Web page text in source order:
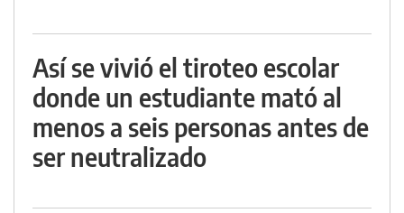
Así se vivió el tiroteo escolar
donde un estudiante mató al
menos a seis personas antes de
ser neutralizado